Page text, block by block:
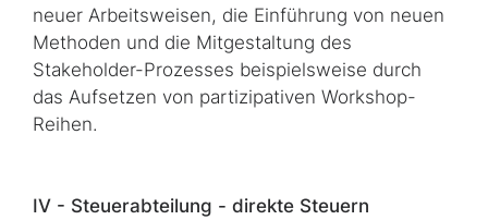
neuer Arbeitsweisen, die Einführung von neuen
Methoden und die Mitgestaltung des
Stakeholder-Prozesses beispielsweise durch
das Aufsetzen von partizipativen Workshop-
Reihen.
IV - Steuerabteilung - direkte Steuern